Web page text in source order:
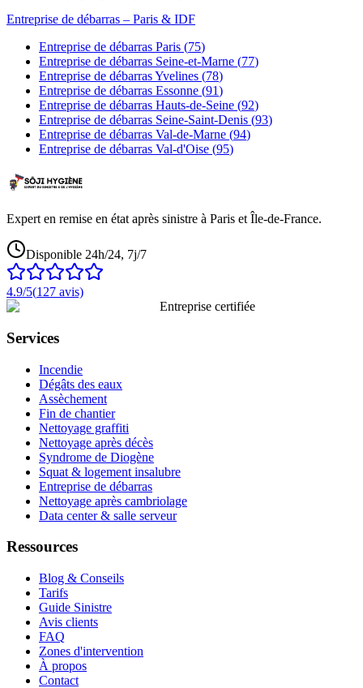
Entreprise de débarras – Paris & IDF
Entreprise de débarras Paris (75)
Entreprise de débarras Seine-et-Marne (77)
Entreprise de débarrasYvelines (78)
Entreprise de débarras Essonne (91)
Entreprise de débarras Hauts-de-Seine (92)
Entreprise de débarras Seine-Saint-Denis (93)
Entreprise de débarras Val-de-Marne (94)
Entreprise de débarras Val-d'Oise (95)
Expert en remise en état après sinistre à Paris et Île-de-France.
Disponible 24h/24, 7j/7
4.9/5(127 avis)
Entreprise certifiée
Services
Incendie
Dégâts des eaux
Assèchement
Fin de chantier
Nettoyage graffiti
Nettoyage après décès
Syndrome de Diogène
Squat & logement insalubre
Entreprise de débarras
Nettoyage après cambriolage
Data center & salle serveur
Ressources
Blog & Conseils
Tarifs
Guide Sinistre
Avis clients
FAQ
Zones d'intervention
À propos
Contact